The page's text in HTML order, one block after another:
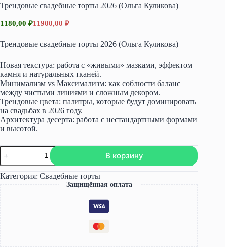
Трендовые свадебные торты 2026 (Ольга Куликова)
11900,00₽
Первоначальная
составляла
1180,00 ₽Текущая
1180,00 ₽.
Трендовые свадебные торты 2026 (Ольга Куликова)
Новая текстура: работа с «живыми» мазками, эффектом
камня и натуральных тканей.
Минимализм vs Максимализм: как соблюсти баланс
между чистыми линиями и сложным декором.
Трендовые цвета: палитры, которые будут доминировать
на свадьбах в 2026 году.
Архитектура десерта: работа с нестандартными формами
и высотой.
Количество
товара
Трендовые
свадебные
В корзину
Категория: Свадебные торты
Защищённая оплата